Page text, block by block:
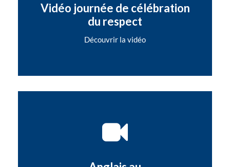
Vidéo journée de célébration
du respect
Découvrir la vidéo